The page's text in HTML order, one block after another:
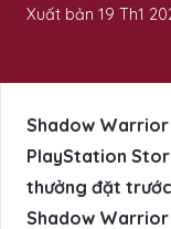
Xuất bản 19 Th1
Shadow
PlayStation
thưởng đặt
Shadow Warrior